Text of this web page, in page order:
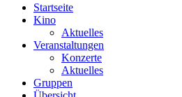
Startseite
Kino
Aktuelles
Veranstaltungen
Konzerte
Aktuelles
Gruppen